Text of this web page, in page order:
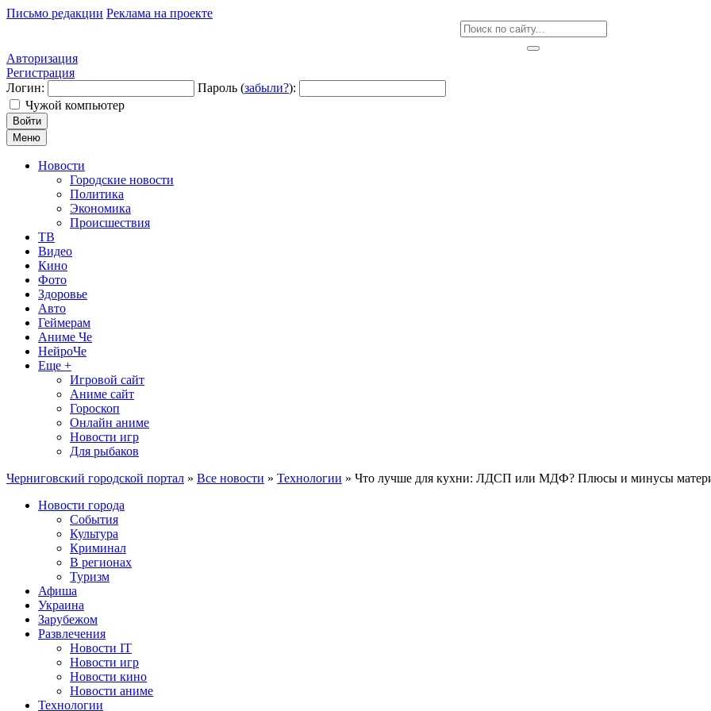
Письмо редакции Реклама на проекте
Авторизация
Регистрация
Логин:
Пароль (забыли?):
Чужой компьютер
Войти
Меню
Новости
Городские новости
Политика
Экономика
Происшествия
ТВ
Видео
Кино
Фото
Здоровье
Авто
Геймерам
Аниме Че
НейроЧе
Еще +
Игровой сайт
Аниме сайт
Гороскоп
Онлайн аниме
Новости игр
Для рыбаков
Черниговский городской портал » Все новости » Технологии » Что лучше для кухни: ЛДСП или МДФ? Плюсы и минусы
Новости города
События
Культура
Криминал
В регионах
Туризм
Афиша
Украина
Зарубежом
Развлечения
Новости IT
Новости игр
Новости кино
Новости аниме
Технологии